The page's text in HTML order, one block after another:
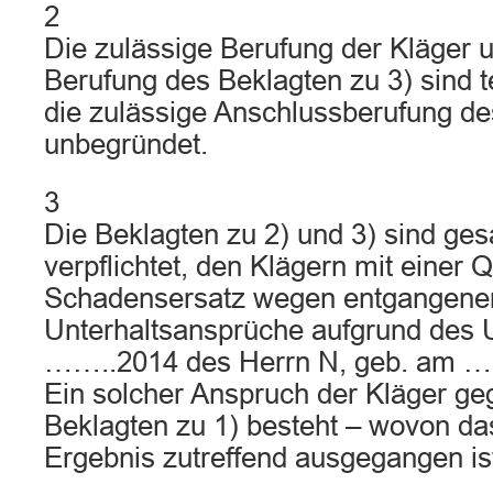
2
Die zulässige Berufung der Kläger
Berufung des Beklagten zu 3) sind
die zulässige Anschlussberufung
unbegründet.
3
Die Beklagten zu 2) und 3) sind
verpflichtet, den Klägern mit einer
Schadensersatz wegen
Unterhaltsansprüche aufgrund des
……..2014 des Herrn N, geb. am
Ein solcher Anspruch der Kläger
Beklagten zu 1) besteht – wovon
Ergebnis zutreffend ausgegangen